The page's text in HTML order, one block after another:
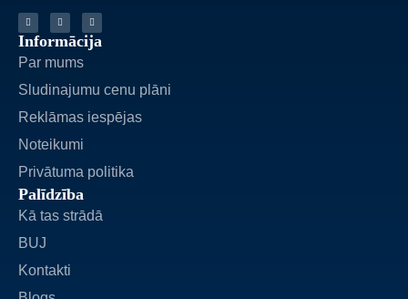
Informācija
Par mums
Sludinajumu cenu plāni
Reklāmas iespējas
Noteikumi
Privātuma politika
Palīdzība
Kā tas strādā
BUJ
Kontakti